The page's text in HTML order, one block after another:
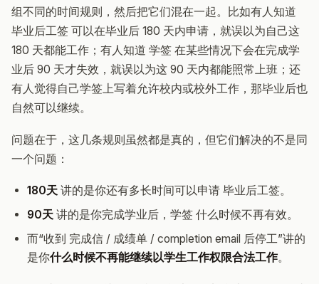
组不同的时间规则，然后把它们混在一起。比如有人知道
毕业后工签 可以在毕业后 180 天内申请，就误以为自己这
180 天都能工作；有人知道 学签 在某些情况下会在完成学
业后 90 天才失效，就误以为这 90 天内都能照常上班；还
有人觉得自己学签上写着允许校内或校外工作，那毕业后也
自然可以继续。
问题在于，这几条规则虽然都是真的，但它们解决的不是同
一个问题：
180天 讲的是你还有多长时间可以申请 毕业后工签。
90天 讲的是你完成学业后，学签 什么时候不再有效。
而“收到 完成信 / 成绩单 / completion email 后停工”讲的
是你什么时候不再能继续以学生工作权限合法工作。